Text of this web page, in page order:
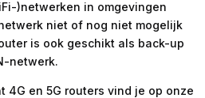
)netwerken in omgevingen
niet of nog niet mogelijk
is ook geschikt als back-up
netwerk.
4G en 5G routers vind je op onze